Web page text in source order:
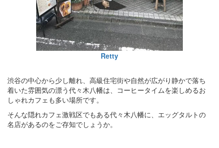
Retty
渋谷の中心から少し離れ、高級住宅街や自然が広がり静かで落ち
着いた雰囲気の漂う代々木八幡は、コーヒータイムを楽しめるお
しゃれカフェも多い場所です。
そんな隠れカフェ激戦区でもある代々木八幡に、エッグタルトの
名店があるのをご存知でしょうか。